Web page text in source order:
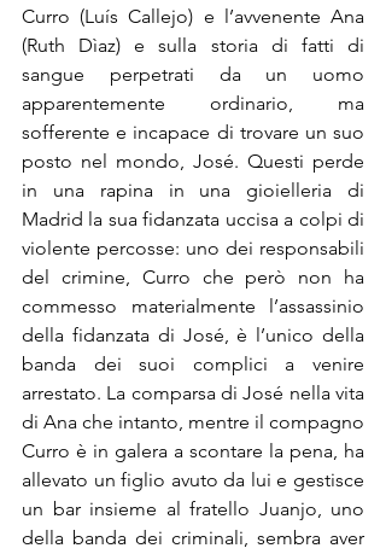
Curro (Luís Callejo) e l’avvenente Ana
(Ruth Dìaz) e sulla storia di fatti di
sangue perpetrati da un uomo
apparentemente ordinario, ma
sofferente e incapace di trovare un suo
posto nel mondo, José. Questi perde
in una rapina in una gioielleria di
Madrid la sua fidanzata uccisa a colpi di
violente percosse: uno dei responsabili
del crimine, Curro che però non ha
commesso materialmente l’assassinio
della fidanzata di José, è l’unico della
banda dei suoi complici a venire
arrestato. La comparsa di José nella vita
di Ana che intanto, mentre il compagno
Curro è in galera a scontare la pena, ha
allevato un figlio avuto da lui e gestisce
un bar insieme al fratello Juanjo, uno
della banda dei criminali, sembra aver